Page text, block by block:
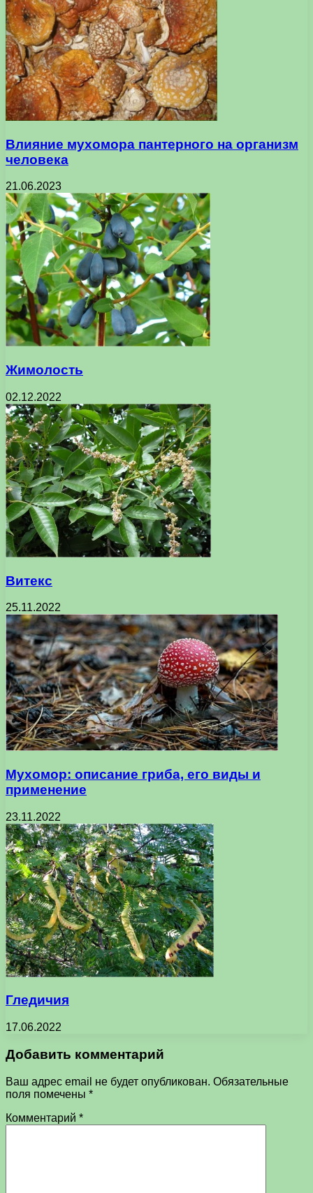
Влияние мухомора пантерного на организм
человека
21.06.2023
Жимолость
02.12.2022
Витекс
25.11.2022
Мухомор: описание гриба, его виды и
применение
23.11.2022
Гледичия
17.06.2022
Добавить комментарий
Ваш адрес email не будет опубликован. Обязательные
поля помечены *
Комментарий *